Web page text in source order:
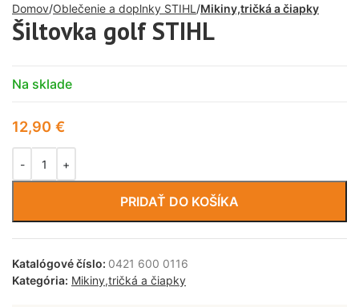
Domov Oblečenie a doplnky STIHL Mikiny,tričká a čiapky
Šiltovka golf STIHL
Na sklade
12,90 €
PRIDAŤ DO KOŠÍKA
Katalógové číslo: 0421 600 0116
Kategória: Mikiny,tričká a čiapky